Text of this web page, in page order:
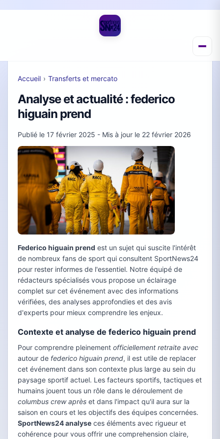
Accueil › Transferts et mercato
Analyse et actualité : federico
higuain prend
Publié le 17 février 2025 - Mis à jour le 22 février 2026
Federico higuain prend est un sujet qui suscite l'intérêt
de nombreux fans de sport qui consultent SportNews24
pour rester informes de l'essentiel. Notre équipé de
rédacteurs spécialisés vous propose un éclairage
complet sur cet événement avec des informations
vérifiées, des analyses approfondies et des avis
d'experts pour mieux comprendre les enjeux.
Contexte et analyse de federico higuain prend
Pour comprendre pleinement officiellement retraite avec
autour de federico higuain prend, il est utile de replacer
cet événement dans son contexte plus large au sein du
paysage sportif actuel. Les facteurs sportifs, tactiques et
humains jouent tous un rôle dans le déroulement de
columbus crew après et dans l'impact qu'il aura sur la
saison en cours et les objectifs des équipes concernées.
SportNews24 analyse ces éléments avec rigueur et
cohérence pour vous offrir une comprehension claire,